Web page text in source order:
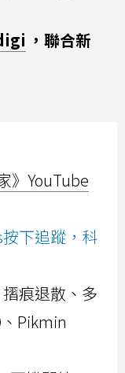
，聯合新
》YouTube
下追蹤，科
痕退散、多
Pikmin